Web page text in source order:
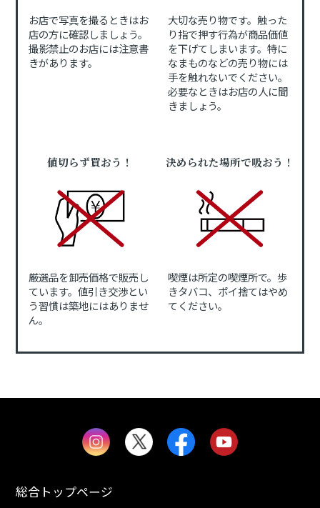
お店で写真を撮るときはお
店の方に確認しましょう。
撮影禁止のお店には注意書
きがあります。
大切な売り物です。触った
り指で押す行為が商品価値
を下げてしまいます。特に
なまものなどの売り物には
手を触れないでください。
必要なときはお店の人に聞
きましょう。
値切らず買おう！
厳選品を卸売価格で販売し
ています。値引き交渉とい
う習慣は築地にはありませ
ん。
決められた場所で吸おう！
喫煙は所定の喫煙所で。歩
きタバコ、ポイ捨てはやめ
てください。
総合トップページ